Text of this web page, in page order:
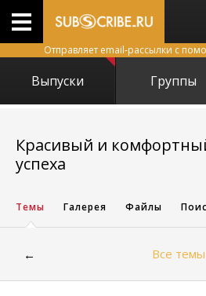
Отправляет email-рассылки с
Выпуски Группы
Красивый и
успеха
Темы Галерея Файлы
← Все темы